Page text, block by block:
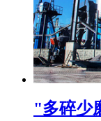
"多碎少